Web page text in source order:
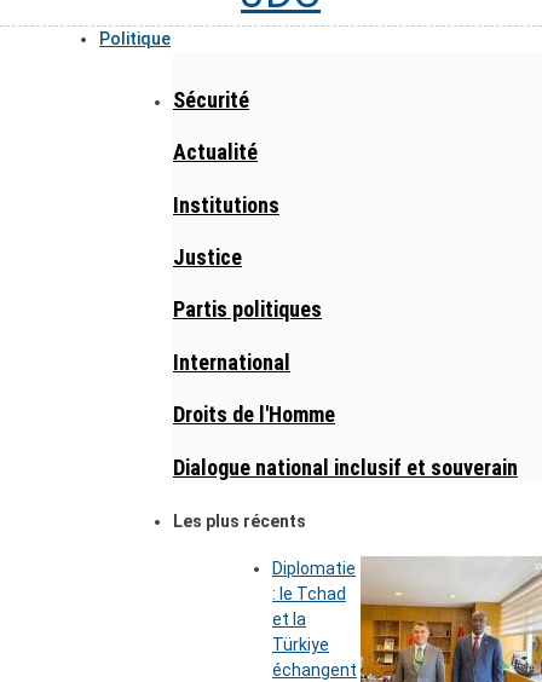
Politique
Sécurité
Actualité
Institutions
Justice
Partis politiques
International
Droits de l'Homme
Dialogue national inclusif et souverain
Les plus récents
Diplomatie
: le Tchad
et la
Türkiye
échangent